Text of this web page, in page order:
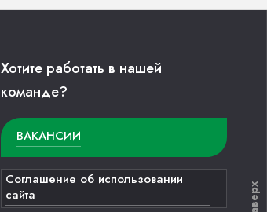
Хотите работать в нашей
команде?
ВАКАНСИИ
Соглашение об использовании
сайта
Наверх